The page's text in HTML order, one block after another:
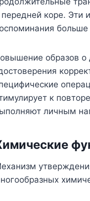
передней коре. Эти
образов о
к
личным